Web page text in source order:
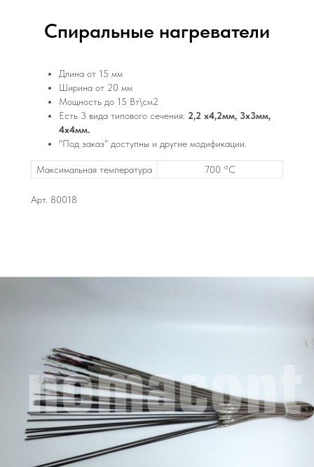
Спиральные нагреватели
Длина от 15 мм
Ширина от 20 мм
Мощность до 15 Вт\см2
Есть 3 вида типового сечения: 2,2 х4,2мм, 3х3мм,
4х4мм.
"Под заказ" доступны и другие модификации.
Максимальная температура 700 °C
Арт. 80018